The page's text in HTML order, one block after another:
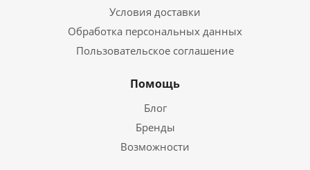
Условия доставки
Обработка персональных данных
Пользовательское соглашение
Помощь
Блог
Бренды
Возможности